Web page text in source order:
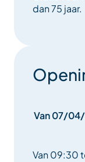
dan 75 jaar.
Van 07/
Van 09:30